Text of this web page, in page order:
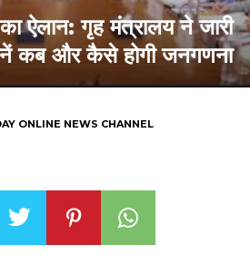
ऐलान: गृह मंत्रालय ने जारी
कब और कैसे होगी जनगणना
ONLINE NEWS CHANNEL